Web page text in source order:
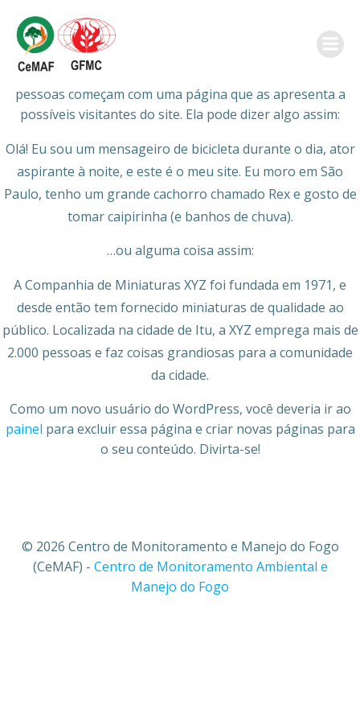
Esta é uma página de exemplo. É diferente de um post no
blog porque ela permanecerá em um lugar e aparecerá na
navegação do seu site na maioria dos temas. Muitas
pessoas começam com uma página que as apresenta a
possíveis visitantes do site. Ela pode dizer algo assim:
Olá! Eu sou um mensageiro de bicicleta durante o dia, ator
aspirante à noite, e este é o meu site. Eu moro em São
Paulo, tenho um grande cachorro chamado Rex e gosto de
tomar caipirinha (e banhos de chuva).
…ou alguma coisa assim:
A Companhia de Miniaturas XYZ foi fundada em 1971, e
desde então tem fornecido miniaturas de qualidade ao
público. Localizada na cidade de Itu, a XYZ emprega mais de
2.000 pessoas e faz coisas grandiosas para a comunidade
da cidade.
Como um novo usuário do WordPress, você deveria ir ao
painel para excluir essa página e criar novas páginas para
o seu conteúdo. Divirta-se!
© 2026 Centro de Monitoramento e Manejo do Fogo
(CeMAF) - Centro de Monitoramento Ambiental e
Manejo do Fogo